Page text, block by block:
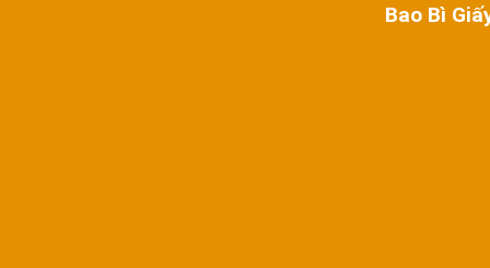
Bao Bì